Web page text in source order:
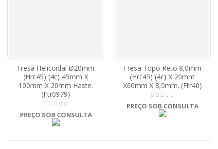
Fresa Helicoidal Ø20mm
(Hrc45) (4c) 45mm X
100mm X 20mm Haste.
(Ftr0979)
PREÇO SOB CONSULTA
Fresa Topo Reto 8,0mm
(Hrc45) (4c) X 20mm
X60mm X 8,0mm. (Ftr40)
PREÇO SOB CONSULTA